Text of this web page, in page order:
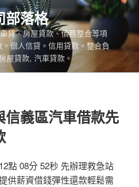
部落格
貸、房屋貸款、債務整合等項
個人信貸。信用貸款。整合負
屋貸款, 汽車貸款。
信義區汽車借款先
點 08分 52秒 先辦理救急站
供薪資借錢彈性還款輕鬆需